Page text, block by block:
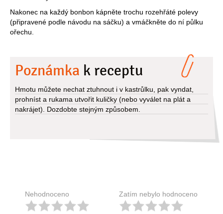
Nakonec na každý bonbon kápněte trochu rozehřáté polevy
(připravené podle návodu na sáčku) a vmáčkněte do ní půlku
ořechu.
Poznámka k receptu
Hmotu můžete nechat ztuhnout i v kastrůlku, pak vyndat,
prohníst a rukama utvořit kuličky (nebo vyválet na plát a
nakrájet). Dozdobte stejným způsobem.
Nehodnoceno Zatím nebylo hodnoceno